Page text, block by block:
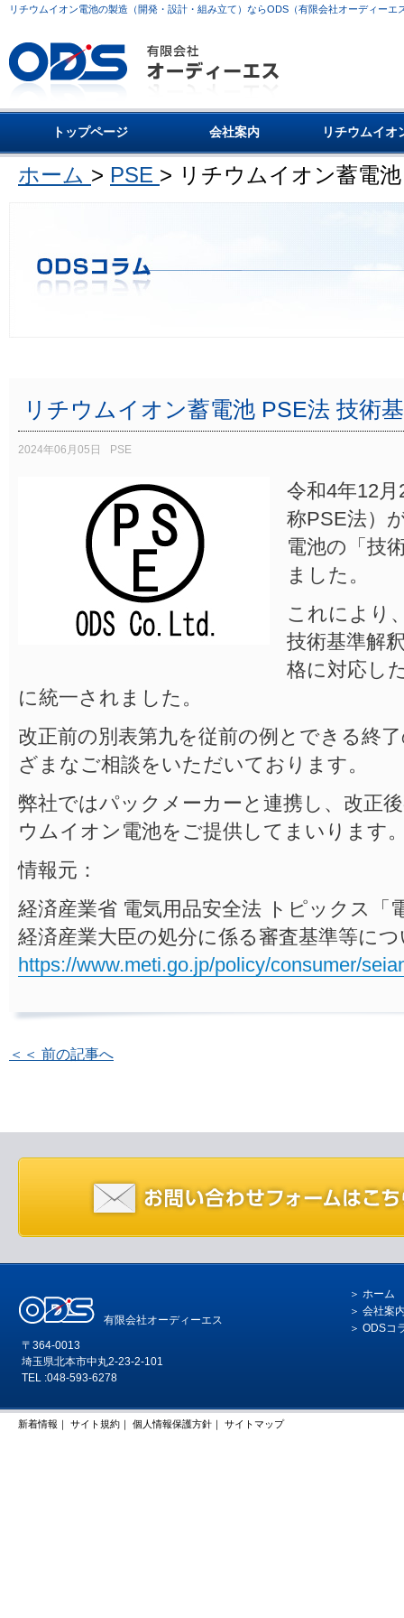
リチウムイオン電池の製造（開発・設計・組み立て）ならODS（有限会社オーディーエ
トップページ 会社案内 リチウムイオ
ホーム > PSE > リチウムイオン蓄電
リチウムイオン蓄電池 PSE法 技術
2024年06月05日 PSE
令和4年12
称PSE法）
電池の「技
ました。
これにより
技術基準解
格に対応し
に統一されました。
改正前の別表第九を従前の例とできる終
ざまなご相談をいただいております。
弊社ではパックメーカーと連携し、改正
ウムイオン電池をご提供してまいります
情報元：
経済産業省 電気用品安全法 トピックス「
経済産業大臣の処分に係る審査基準等に
https://www.meti.go.jp/policy/consumer/
＜＜ 前の記事へ
有限会社オーディーエス
〒364-0013
埼玉県北本市中丸2-23-2-101
TEL :048-593-6278
ホーム
会社案
ODSコ
新着情報 ｜ サイト規約 ｜ 個人情報保護方針 ｜ サイトマップ